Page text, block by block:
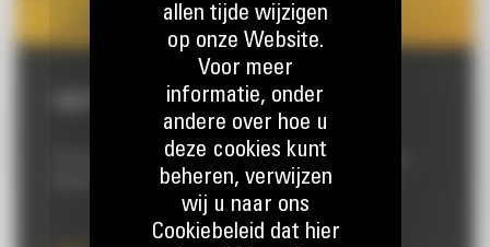
CAT® CENTRAL-APP
Dé essentiële toepassing voor het bestellen van onderdelen.
Bestel Cat®-onderdelen waar en wanneer u ze nodig hebt.
allen tijde wijzigen
op onze Website.
Voor meer
informatie, onder
andere over hoe u
deze cookies kunt
beheren, verwijzen
wij u naar ons
Cookiebeleid dat hier